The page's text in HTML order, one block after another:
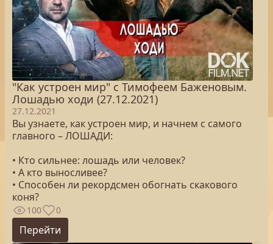
"Как устроен мир" с Тимофеем Баженовым.
Лошадью ходи (27.12.2021)
27.12.2021
Вы узнаете, как устроен мир, и начнем с самого
главного – ЛОШАДИ:
• Кто сильнее: лошадь или человек?
• А кто выносливее?
• Способен ли рекордсмен обогнать скакового
коня?
100 0
Перейти